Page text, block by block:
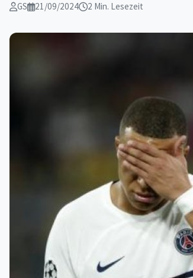
GS 21/09/2024 2 Min. Lesezeit